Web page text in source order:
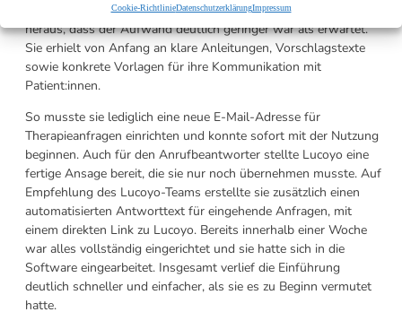
Cookie-RichtlinieDatenschutzerklärungImpressum
dass sie viel Zeit investieren müsste, doch schnell stellte sich
heraus, dass der Aufwand deutlich geringerwar als erwartet.
Sie erhielt von Anfang an klare Anleitungen, Vorschlagstexte
sowie konkrete Vorlagen für ihre Kommunikation mit
Patient:innen.
So musste sie lediglich eine neue E-Mail-Adresse für
Therapieanfragen einrichten und konnte sofort mit der Nutzung
beginnen. Auch für den Anrufbeantworter stellte Lucoyo eine
fertige Ansage bereit, die sie nur noch übernehmen musste. Auf
Empfehlung des Lucoyo-Teams erstellte sie zusätzlich einen
automatisierten Antworttext für eingehende Anfragen, mit
einem direkten Link zu Lucoyo. Bereits innerhalb einer Woche
war alles vollständig eingerichtet und sie hatte sich in die
Software eingearbeitet. Insgesamt verlief die Einführung
deutlich schneller und einfacher, als sie es zu Beginn vermutet
hatte.